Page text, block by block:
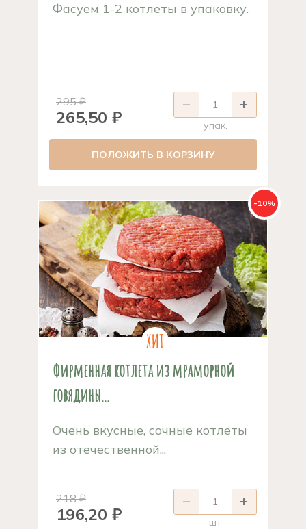
Фасуем 1-2 котлеты в упаковку.
295 ₽
265,50 ₽ упак.
ПОЛОЖИТЬ В КОРЗИНУ
-10%
Фирменная котлета из мраморной
говядины...
Очень вкусные, сочные котлеты
из отечественной...
218 ₽
196,20 ₽ шт